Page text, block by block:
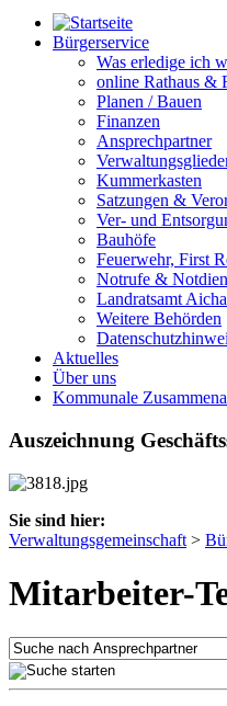
Bürgerservice
Was erledige ich
online Rathaus &
Planen / Bauen
Finanzen
Ansprechpartner
Kummerkasten
Satzungen &
Ver- und
Bauhöfe
Feuerwehr, First
Notrufe &
Landratsamt
Weitere Behörden
Aktuelles
Über uns
Kommunale
Auszeichnung
Sie sind hier:
Verwaltungsgemeinschaft >
Mitarbeiter-